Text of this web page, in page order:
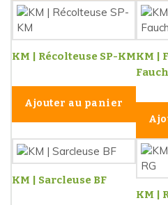
KM | Récolteuse SP-KM
Ajouter au panier
KM |
KM | Sarcleuse BF
KM |